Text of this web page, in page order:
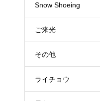
Snow Shoeing
ご来光
その他
ライチョウ